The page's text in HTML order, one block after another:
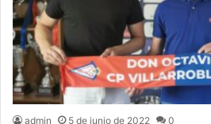
admin 5 de junio de 2022 0